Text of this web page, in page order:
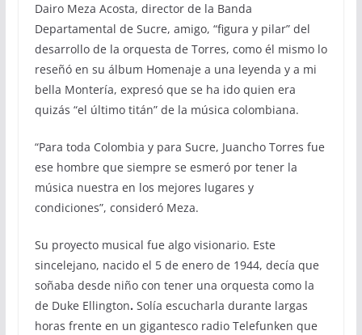
Dairo Meza Acosta, director de la Banda
Departamental de Sucre, amigo, “figura y pilar” del
desarrollo de la orquesta de Torres, como él mismo lo
reseñó en su álbum Homenaje a una leyenda y a mi
bella Montería, expresó que se ha ido quien era
quizás “el último titán” de la música colombiana.
“Para toda Colombia y para Sucre, Juancho Torres fue
ese hombre que siempre se esmeró por tener la
música nuestra en los mejores lugares y
condiciones”, consideró Meza.
Su proyecto musical fue algo visionario. Este
sincelejano, nacido el 5 de enero de 1944, decía que
soñaba desde niño con tener una orquesta como la
de Duke Ellington. Solía escucharla durante largas
horas frente en un gigantesco radio Telefunken que